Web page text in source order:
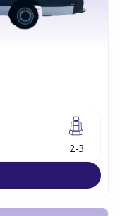
2-3